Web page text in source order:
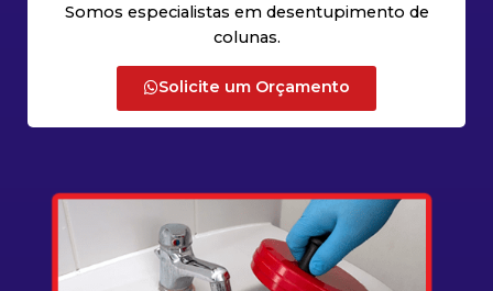
Somos especialistas em desentupimento de
colunas.
Solicite um Orçamento